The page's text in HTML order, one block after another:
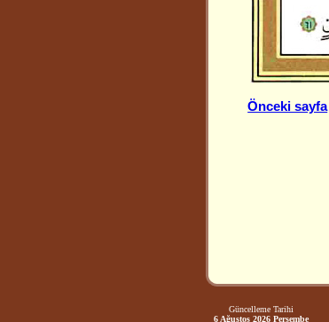
Önceki sayfa
Güncelleme Tarihi
6 Ağustos 2026 Perşembe